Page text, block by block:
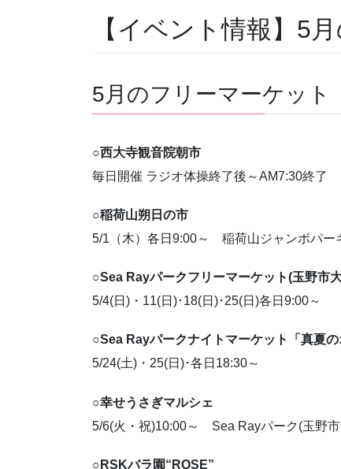
【イベント情報】5
5月のフリーマーケット
○西大寺観音院朝市
毎日開催 ラジオ体操終了後～AM7:30終了
○稲荷山朔日の市
5/1（木）各日9:00～ 稲荷山ジャンボパー
○Sea Rayパークフリーマーケット(玉野市
5/4(日)・11(日)･18(日)･25(日)各日9:00～
○Sea Rayパークナイトマーケット「真夏
5/24(土)・25(日)･各日18:30～
○幸せうさぎマルシェ
5/6(火・祝)10:00～ Sea Rayパーク(玉野
○RSKバラ園“ROSE”